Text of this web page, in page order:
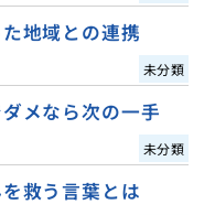
地域との連携
未分類
メなら次の一手
未分類
救う言葉とは